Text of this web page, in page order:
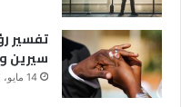
تفسير
سيرين
14 مايو، 2025